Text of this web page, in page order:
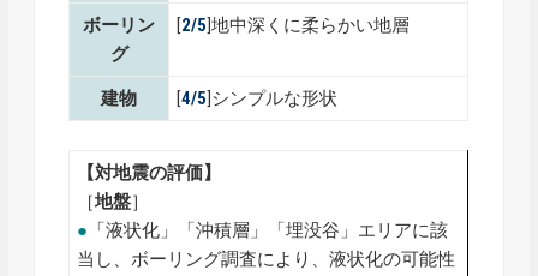
ボーリン
グ
[2/5]地中深くに柔らかい地層
建物 [4/5]シンプルな形状
【対地震の評価】
［地盤］
● 「液状化」「沖積層」「埋没谷」エリアに該
当し、ボーリング調査により、液状化の可能性